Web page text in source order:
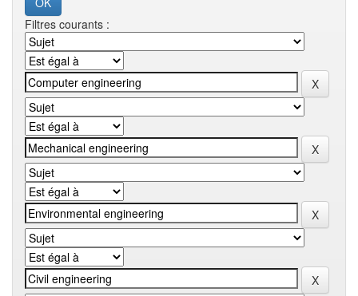
Filtres courants :